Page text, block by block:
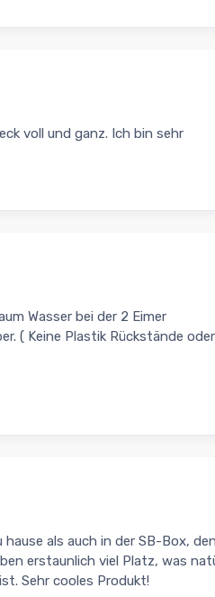
voll und ganz. Ich bin sehr
Wasser bei der 2 Eimer
( Keine Plastik Rückstände oder
als auch in der SB-Box,
erstaunlich viel Platz, was
Sehr cooles Produkt!